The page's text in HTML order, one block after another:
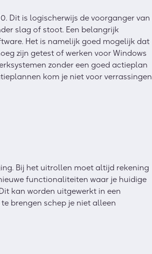
Dit is logischerwijs de voorganger van
slag of stoot. Een belangrijk
Het is namelijk goed mogelijk dat
zijn getest of werken voor Windows
zonder een goed actieplan
kom je niet voor verrassingen
Bij het uitrollen moet altijd rekening
functionaliteiten waar je huidige
kan worden uitgewerkt in een
brengen schep je niet alleen